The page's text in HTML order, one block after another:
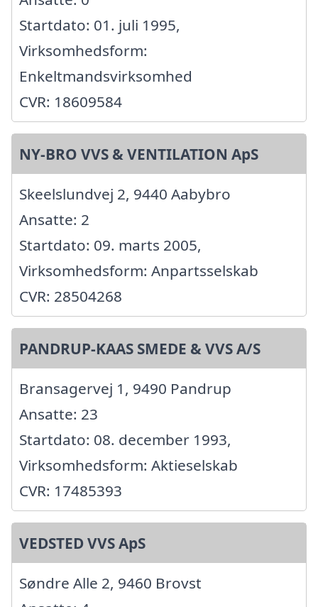
Startdato: 01. juli 1995,
Virksomhedsform:
Enkeltmandsvirksomhed
CVR: 18609584
NY-BRO VVS & VENTILATION ApS
Skeelslundvej 2, 9440 Aabybro
Ansatte: 2
Startdato: 09. marts 2005,
Virksomhedsform: Anpartsselskab
CVR: 28504268
PANDRUP-KAAS SMEDE & VVS A/S
Bransagervej 1, 9490 Pandrup
Ansatte: 23
Startdato: 08. december 1993,
Virksomhedsform: Aktieselskab
CVR: 17485393
VEDSTED VVS ApS
Søndre Alle 2, 9460 Brovst